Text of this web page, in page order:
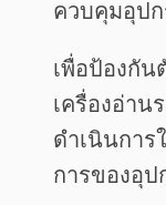
ควบคุมอุป
เพื่อป้องกัน
เครื่องอ่า
ดำเนินกา
การของอุ